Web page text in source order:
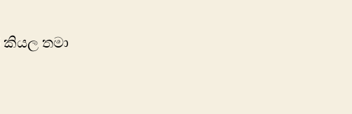
තමා